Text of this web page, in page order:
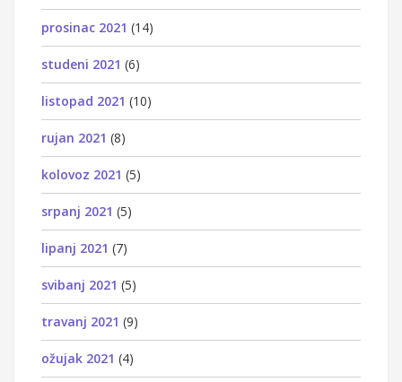
prosinac 2021 (14)
studeni 2021 (6)
listopad 2021 (10)
rujan 2021 (8)
kolovoz 2021 (5)
srpanj 2021 (5)
lipanj 2021 (7)
svibanj 2021 (5)
travanj 2021 (9)
ožujak 2021 (4)